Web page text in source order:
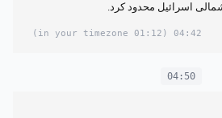
اسرائیل محدود کرد.
04:42
(01:12 in your timezone)
04:50